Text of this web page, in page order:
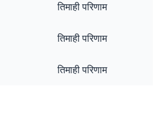
तिमाही परिणाम
तिमाही परिणाम
तिमाही परिणाम